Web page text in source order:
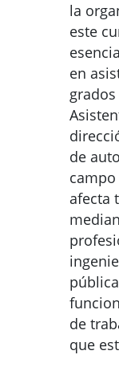
la
este
en
de
afecta
de
que